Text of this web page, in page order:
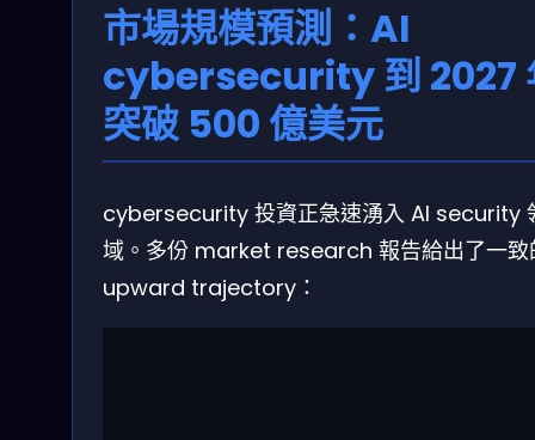
市場規模預測：AI
cybersecurity 到 2027
突破 500 億美元
cybersecurity 投資正急速湧入 AI security
域。多份 market research 報告給出了一致
upward trajectory：